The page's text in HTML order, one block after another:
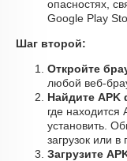
опасностях,
Google Play
Шаг второй:
Откройте
любой веб-
Найдите APK
где
установить.
загрузок или в
Загрузите